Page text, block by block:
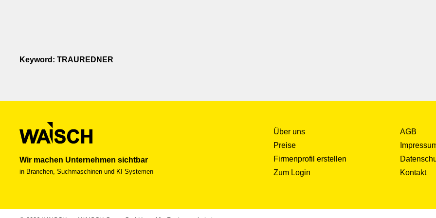
Keyword: TRAUREDNER
Wir machen Unternehmen sichtbar
in Branchen, Suchmaschinen und KI-Systemen
Über uns
Preise
Firmenprofil erstellen
Zum Login
AGB
Kontakt